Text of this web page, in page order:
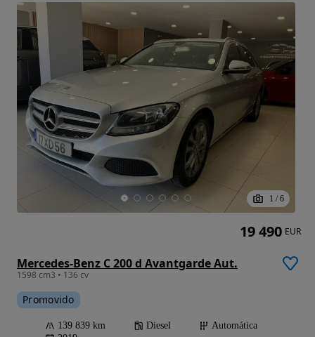
1 / 6
Mercedes-Benz C 200 d Avantgarde Aut.
1598 cm3 • 136 cv
Promovido
139 839 km Diesel
Automática
19 490 EUR